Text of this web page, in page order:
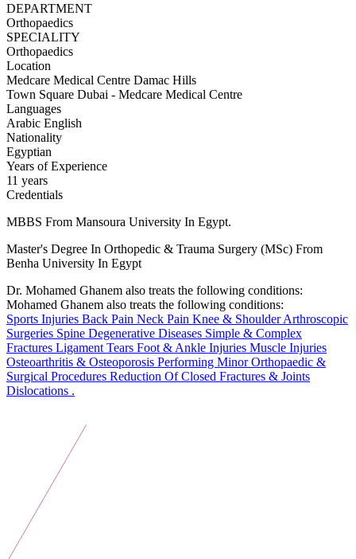
DEPARTMENT
Orthopaedics
SPECIALITY
Orthopaedics
Location
Medcare Medical Centre Damac Hills
Town Square Dubai - Medcare Medical Centre
Languages
Arabic English
Nationality
Egyptian
Years of Experience
11 years
Credentials
MBBS From Mansoura University In Egypt.
Master's Degree In Orthopedic & Trauma Surgery (MSc) From
Benha University In Egypt
Dr. Mohamed Ghanem also treats the following conditions:
Mohamed Ghanem also treats the following conditions:
Sports Injuries Back Pain Neck Pain Knee & Shoulder Arthroscopic
Surgeries Spine Degenerative Diseases Simple & Complex
Fractures Ligament Tears Foot & Ankle Injuries Muscle Injuries
Osteoarthritis & Osteoporosis Performing Minor Orthopaedic &
Surgical Procedures Reduction Of Closed Fractures & Joints
Dislocations .